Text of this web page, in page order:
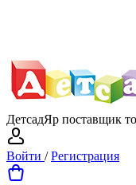
ДетсадЯр поставщик
Войти /Регистрация